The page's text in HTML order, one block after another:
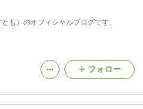
も）のオフィシャルブログです。
フォロー